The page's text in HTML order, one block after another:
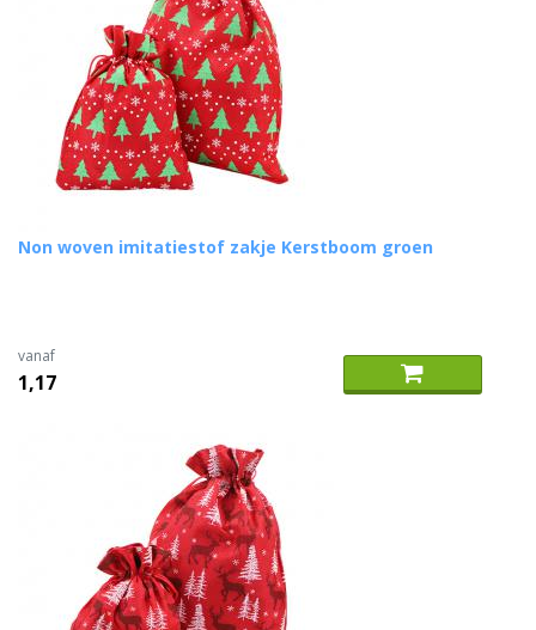
Non woven imitatiestof zakje Kerstboom groen
vanaf
1,17